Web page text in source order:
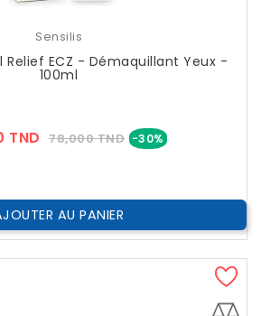
Sensilis
Relief ECZ - Démaquillant Yeux -
100ml
TND Prix
78,000 TND -30% Prix
AU PANIER